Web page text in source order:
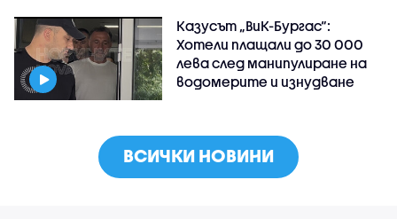
Казусът „ВиК-Бургас“:
Хотели плащали до 30 000
лева след манипулиране на
водомерите и изнудване
ВСИЧКИ НОВИНИ